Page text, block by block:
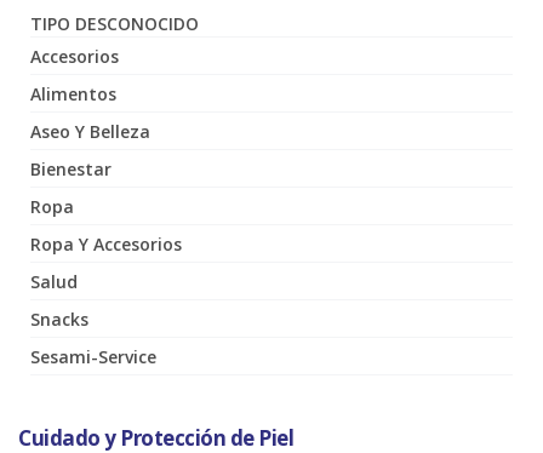
TIPO DESCONOCIDO
Accesorios
Alimentos
Aseo Y Belleza
Bienestar
Ropa
Ropa Y Accesorios
Salud
Snacks
Sesami-Service
Cuidado y Protección de Piel